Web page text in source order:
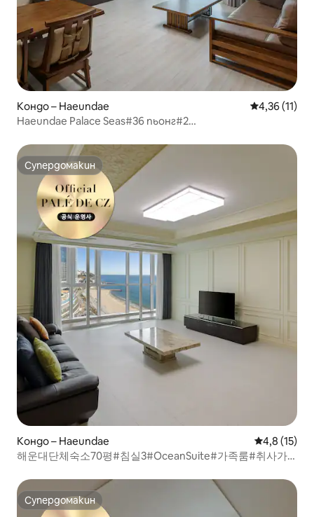
Кондо – Haeundae Средна
4,36 (11)
Haeundae Palace Seas#36 пьонг#2
престой #Изглед към океана #Семейно
настаняване# Family#PMS1
Супердомакин
Супердомакин
Кондо – Haeundae Средна
4,8 (15)
해운대단체숙소70평#침실3#OceanSuite#가족룸#취사가
Супердомакин
Супердомакин